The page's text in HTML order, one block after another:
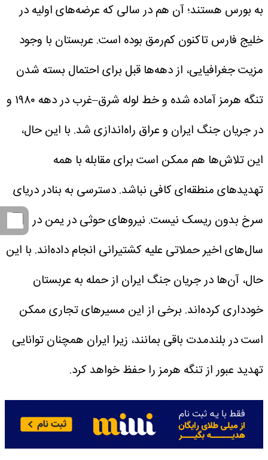
به بورس هستند؛ آن هم در سالی که عرضه‌های اولیه در
خلیج فارس تاکنون کم‌رمق بوده است. عربستان با وجود
مزیت جغرافیایی، از دهه‌ها قبل برای احتمال بسته شدن
تنگه هرمز آماده شده و خط لوله شرق–غرب در دهه ۱۹۸۰ و
در جریان جنگ ایران و عراق راه‌اندازی شد. با این حال،
این تلاش‌ها هم ممکن است برای مقابله با همه
تهدیدهای منطقه‌ای کافی نباشد.دسترسی به بنادر دریای
سرخ بدون ریسک نیست. نیروهای حوثی در یمن در
سال‌های اخیر حملاتی علیه کشتیرانی انجام داده‌اند. با این
حال، آن‌ها در جریان جنگ ایران از حمله به عربستان
خودداری کرده‌اند. برخی از این مسیرهای تجاری ممکن
است در بلندمدت باقی بمانند، زیرا ایران همچنان توانایی
تهدید عبور از تنگه هرمز را حفظ خواهد کرد.